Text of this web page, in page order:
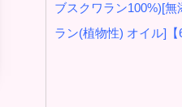
ブスクワラン100%)[
ラン(植物性) オイル]